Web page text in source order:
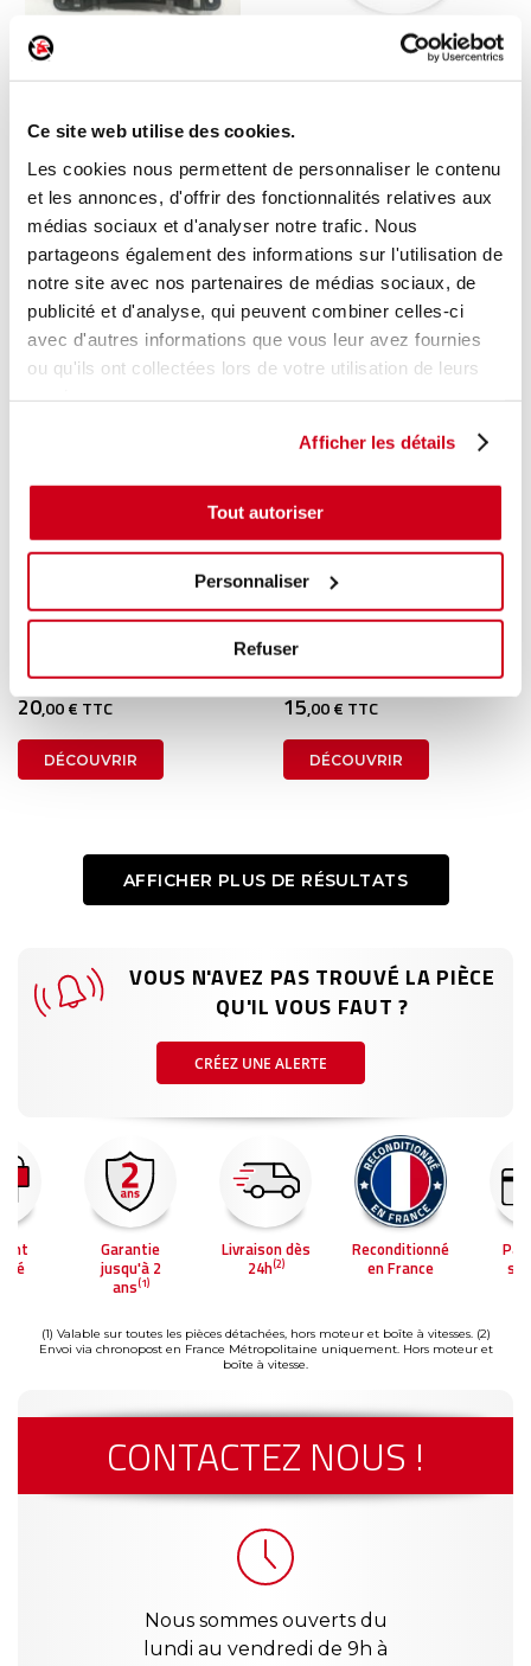
Ce site web utilise des cookies.
Les cookies nous permettent de personnaliser le contenu
et les annonces, d'offrir des fonctionnalités relatives aux
médias sociaux et d'analyser notre trafic. Nous
partageons également des informations sur l'utilisation de
notre site avec nos partenaires de médias sociaux, de
publicité et d'analyse, qui peuvent combiner celles-ci
avec d'autres informations que vous leur avez fournies
ou qu'ils ont collectées lors de votre utilisation de leurs
Afficher les détails
Tout autoriser
Personnaliser
Refuser
Cendrier
AUDI Q5 - 1 2008
15,00 € TTC
DÉCOUVRIR
Cendrier
LEXUS IS 2 2010
à partir de
15,00 € TTC
DÉCOUVRIR
BMW SERIE 5 F07 GT 2011
20,00 € TTC
DÉCOUVRIR
Cendrier
AUDI A4 - 3 AVANT 2009
15,00 € TTC
DÉCOUVRIR
AFFICHER PLUS DE RÉSULTATS
VOUS N'AVEZ PAS TROUVÉ LA PIÈCE
QU'IL VOUS FAUT ?
CRÉEZ UNE ALERTE
Garantie
jusqu'à 2
ans(1)
Livraison dès
24h(2)
Reconditionné
en France
(1) Valable sur toutes les pièces détachées, hors moteur et boîte à vitesses. (2)
Envoi via chronopost en France Métropolitaine uniquement. Hors moteur et
boîte à vitesse.
CONTACTEZ NOUS !
Nous sommes ouverts du
lundi au vendredi de 9h à